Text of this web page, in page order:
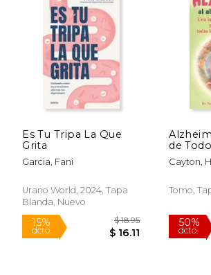
50%
dcto.
Es Tu Tripa La Que
Grita
Garcia, Fani
Urano World, 2024, Tapa
Blanda, Nuevo
de
las
Cayton,
Tomo,